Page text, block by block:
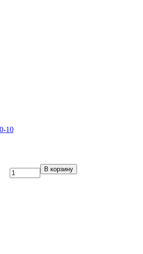
10
В корзину